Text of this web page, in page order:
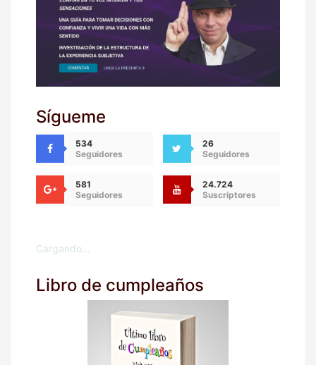
Sígueme
534
Seguidores
26
Seguidores
581
Seguidores
24.724
Suscriptores
Cargando...
Libro de cumpleaños